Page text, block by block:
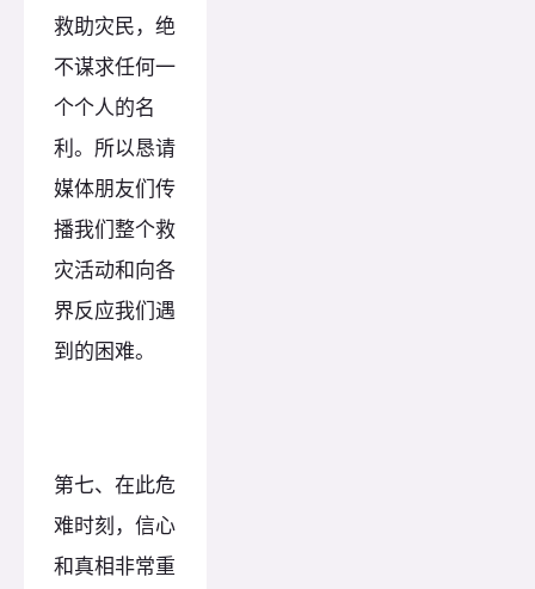
救助灾民，绝
不谋求任何一
个个人的名
利。所以恳请
媒体朋友们传
播我们整个救
灾活动和向各
界反应我们遇
到的困难。
第七、在此危
难时刻，信心
和真相非常重